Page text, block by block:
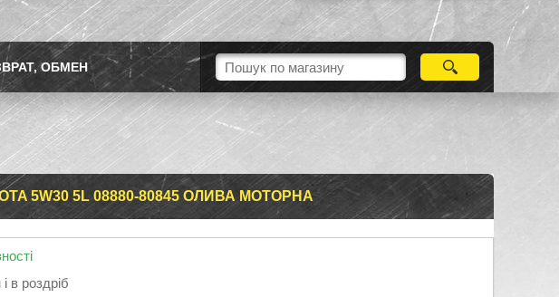
ОБМЕН
5W30 5L 08880-80845 ОЛИВА МОТОРНА
в роздріб